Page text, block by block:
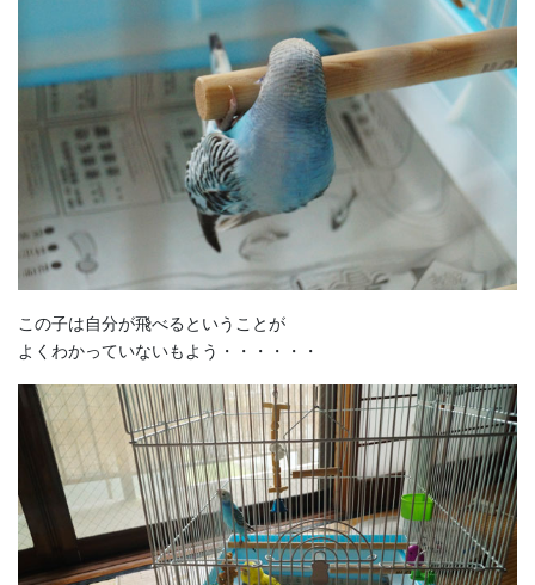
この子は自分が飛べるということが
よくわかっていないもよう・・・・・・